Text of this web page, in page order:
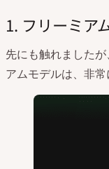
1. フリーミア
先にも触れました
アムモデルは、非常